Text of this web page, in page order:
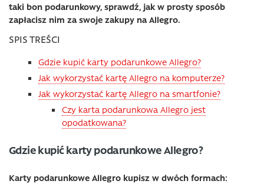
taki bon podarunkowy, sprawdź, jak w prosty sposób
zapłacisz nim za swoje zakupy na Allegro.
SPIS TREŚCI
Gdzie kupić karty podarunkowe Allegro?
Jak wykorzystać kartę Allegro na komputerze?
Jak wykorzystać kartę Allegro na smartfonie?
Czy karta podarunkowa Allegro jest
opodatkowana?
Gdzie kupić karty podarunkowe Allegro?
Karty podarunkowe Allegro kupisz w dwóch formach: